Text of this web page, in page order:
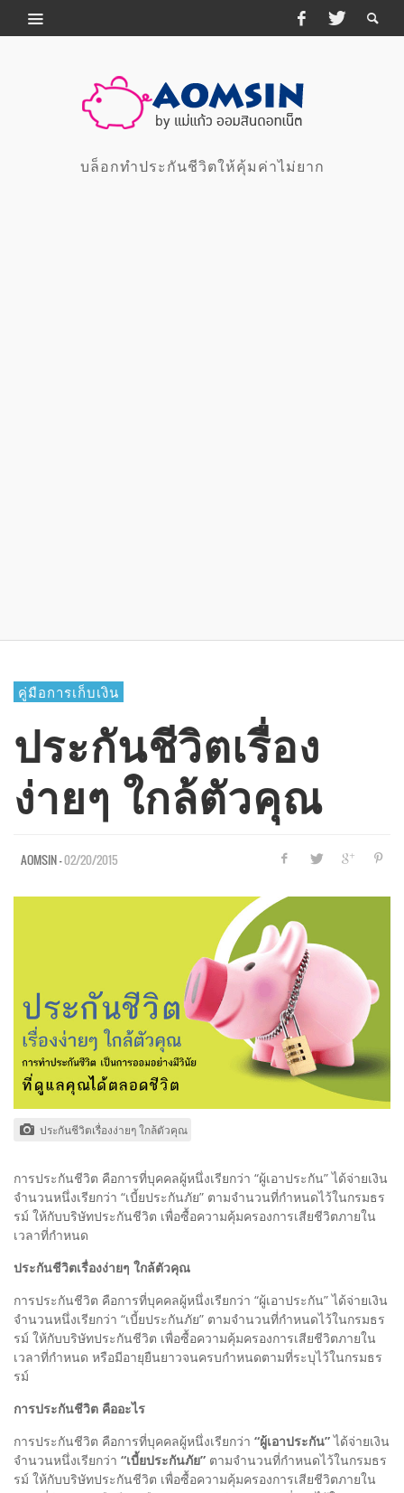
บล็อกทำประกันชีวิตให้คุ้มค่าไม่ยาก
คู่มือการเก็บเงิน
ประกันชีวิตเรื่อง
ง่ายๆ ใกล้ตัวคุณ
AOMSIN—02/20/2015
ประกันชีวิตเรื่องง่ายๆ ใกล้ตัวคุณ
การประกันชีวิต คือการที่บุคคลผู้หนึ่งเรียกว่า “ผู้เอาประกัน” ได้จ่ายเงิน
จำนวนหนึ่งเรียกว่า “เบี้ยประกันภัย” ตามจำนวนที่กำหนดไว้ในกรมธร
รม์ ให้กับบริษัทประกันชีวิต เพื่อซื้อความคุ้มครองการเสียชีวิตภายใน
เวลาที่กำหนด
ประกันชีวิตเรื่องง่ายๆ ใกล้ตัวคุณ
การประกันชีวิต คือการที่บุคคลผู้หนึ่งเรียกว่า “ผู้เอาประกัน” ได้จ่ายเงิน
จำนวนหนึ่งเรียกว่า “เบี้ยประกันภัย” ตามจำนวนที่กำหนดไว้ในกรมธร
รม์ ให้กับบริษัทประกันชีวิต เพื่อซื้อความคุ้มครองการเสียชีวิตภายใน
เวลาที่กำหนด หรือมีอายุยืนยาวจนครบกำหนดตามที่ระบุไว้ในกรมธร
รม์
การประกันชีวิต คืออะไร
การประกันชีวิต คือการที่บุคคลผู้หนึ่งเรียกว่า “ผู้เอาประกัน”ได้จ่ายเงิน
จำนวนหนึ่งเรียกว่า “เบี้ยประกันภัย” ตามจำนวนที่กำหนดไว้ในกรมธร
รม์ ให้กับบริษัทประกันชีวิต เพื่อซื้อความคุ้มครองการเสียชีวิตภายใน